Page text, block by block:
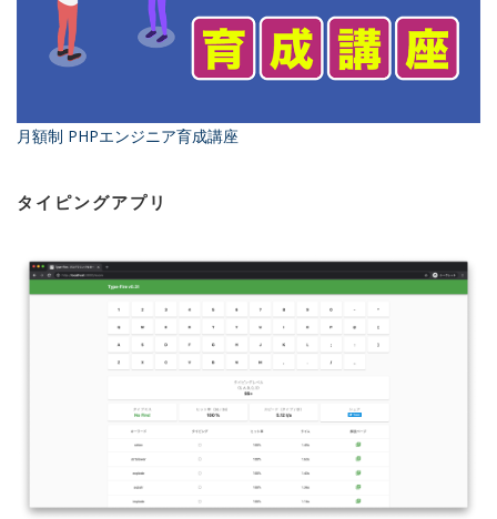
月額制 PHPエンジニア育成講座
タイピングアプリ